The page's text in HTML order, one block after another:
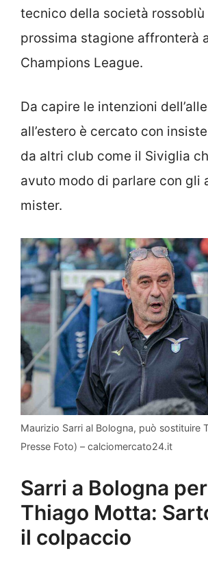
tecnico della società rossoblù
prossima stagione affronterà
Champions League.
Da capire le intenzioni
all’estero è cercato con
da altri club come il Siviglia
avuto modo di parlare con gli
mister.
Maurizio Sarri al Bologna, può sostituire
Presse Foto) – calciomercato24.it
Sarri a Bologna
Thiago Motta:
il colpaccio